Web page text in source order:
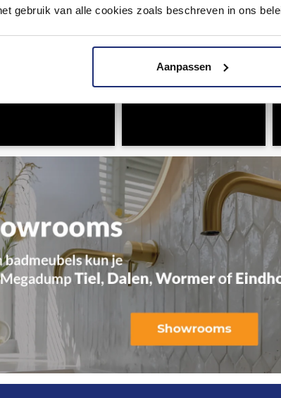
gebruik van alle cookies zoals beschreven in ons
Aanpassen